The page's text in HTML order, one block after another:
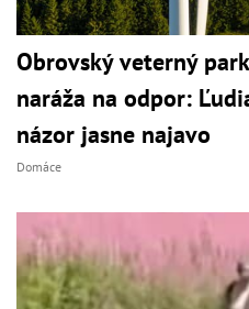
Obrovský veterný
naráža na odpor:
názor jasne najavo
Domáce